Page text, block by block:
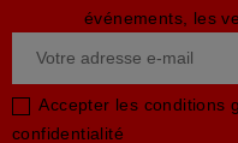
événements, les
Accepter les conditions
confidentialité